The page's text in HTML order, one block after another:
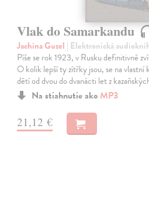
Vlak do Samarkandu
Jachina Guzel | Elektronická
Píše se rok 1923, v Rusku definitivně
O kolik lepší ty zítřky jsou, se na vlastní
dětí od dvou do dvanácti let z
Na stiahnutie ako MP3
21,12 €